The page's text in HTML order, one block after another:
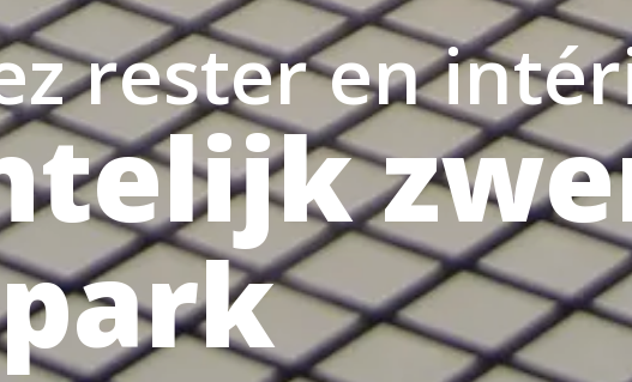
rester en